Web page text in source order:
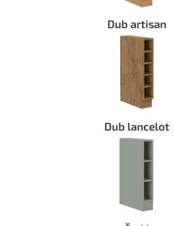
Dub artisan
Dub lancelot